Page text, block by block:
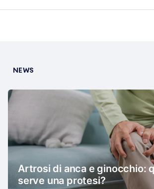
NEWS
Artrosi di anca e ginocchio:
serve una protesi?